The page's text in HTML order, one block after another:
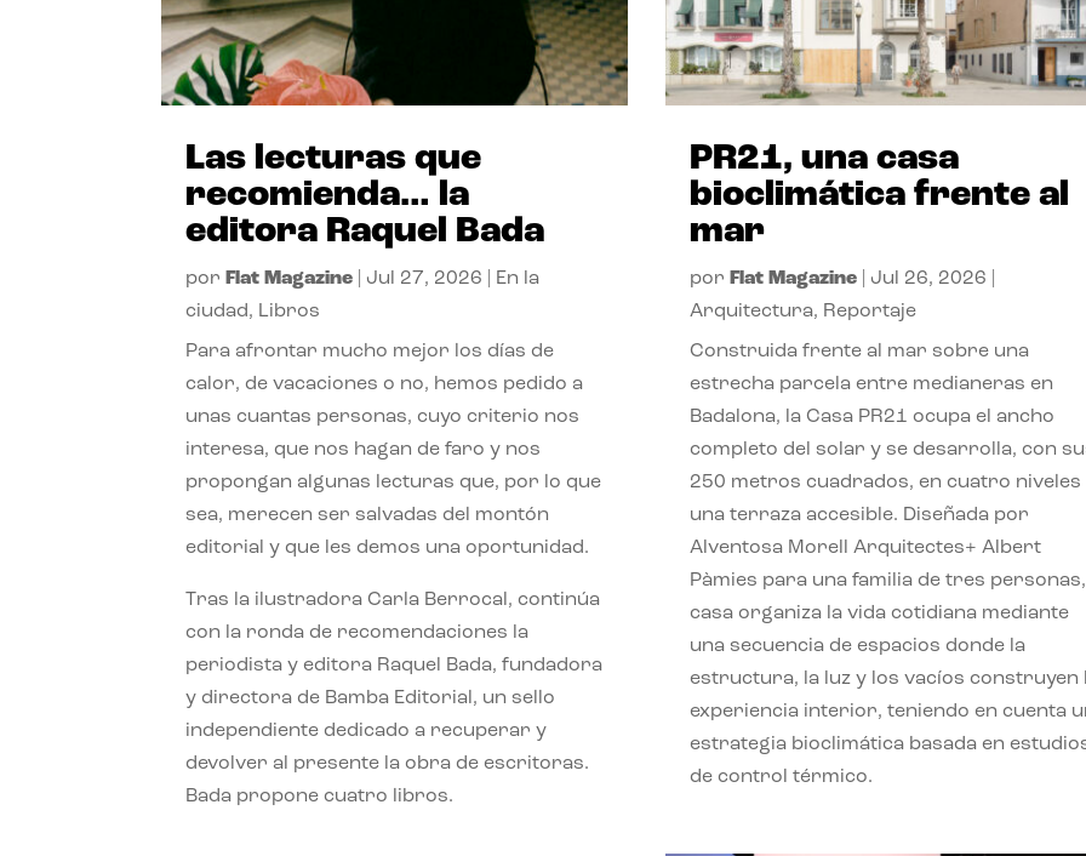
Las lecturas que
recomienda… la
editora Raquel Bada
por Flat Magazine Jul 27, 2026
En la
ciudad, Libros
Para afrontar mucho mejor los días de
calor, de vacaciones o no, hemos pedido a
unas cuantas personas, cuyo criterio nos
interesa, que nos hagan de faro y nos
propongan algunas lecturas que, por lo que
sea, merecen ser salvadas del montón
editorial y que les demos una oportunidad.
Tras la ilustradora Carla Berrocal, continúa
con la ronda de recomendaciones la
periodista y editora Raquel Bada, fundadora
y directora de Bamba Editorial, un sello
independiente dedicado a recuperar y
devolver al presente la obra de escritoras.
Bada propone cuatro libros.
PR21, una casa
bioclimática frente al
mar
por Flat Magazine| Jul 26, 2026
Arquitectura, Reportaje
Construida frente al mar sobre una
estrecha parcela entre medianeras en
Badalona, la Casa PR21 ocupa el ancho
completo del solar y se desarrolla, con
250 metros cuadrados, en cuatro niveles
una terraza accesible. Diseñada por
Alventosa Morell Arquitectes+ Albert
Pàmies para una familia de tres
casa organiza la vida cotidiana mediante
una secuencia de espacios donde la
estructura, la luz y los vacíos construyen
experiencia interior, teniendo en cuenta
estrategia bioclimática basada en
de control térmico.